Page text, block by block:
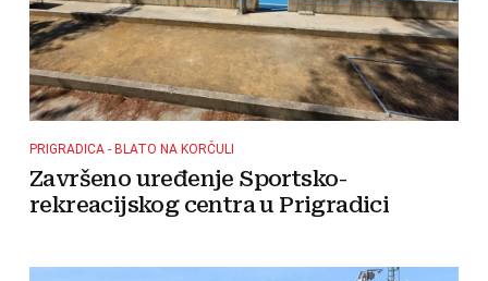
PRIGRADICA - BLATO NA KORČULI
Završeno uređenje Sportsko-
rekreacijskog centra u Prigradici